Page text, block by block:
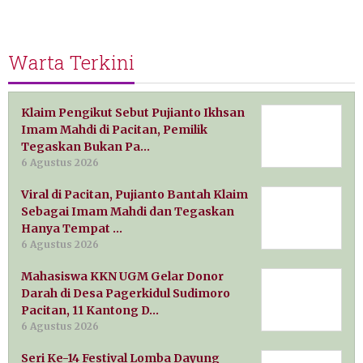
Warta Terkini
Klaim Pengikut Sebut Pujianto Ikhsan
Imam Mahdi di Pacitan, Pemilik
Tegaskan Bukan Pa…
6 Agustus 2026
Viral di Pacitan, Pujianto Bantah Klaim
Sebagai Imam Mahdi dan Tegaskan
Hanya Tempat …
6 Agustus 2026
Mahasiswa KKN UGM Gelar Donor
Darah di Desa Pagerkidul Sudimoro
Pacitan, 11 Kantong D…
6 Agustus 2026
Seri Ke-14 Festival Lomba Dayung